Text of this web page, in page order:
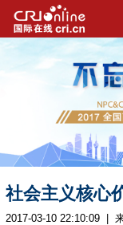
社会主义核心
2017-03-10 22:10:09 |